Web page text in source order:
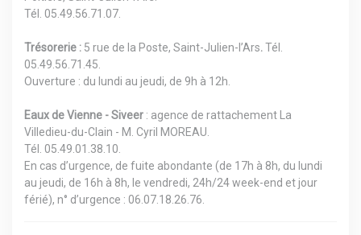
Tél. 05.49.56.71.07.
Trésorerie : 5 rue de la Poste, Saint-Julien-l’Ars. Tél.
05.49.56.71.45.
Ouverture : du lundi au jeudi, de 9h à 12h.
Eaux de Vienne - Siveer : agence de rattachement La
Villedieu-du-Clain - M. Cyril MOREAU.
Tél. 05.49.01.38.10.
En cas d’urgence, de fuite abondante (de 17h à 8h, du lundi
au jeudi, de 16h à 8h, le vendredi, 24h/24 week-end et jour
férié), n° d’urgence : 06.07.18.26.76.